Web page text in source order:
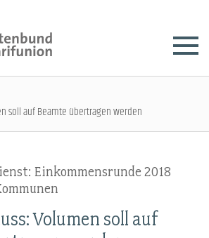
soll auf Beamte übertragen werden
Einkommensrunde 2018
Volumen soll auf